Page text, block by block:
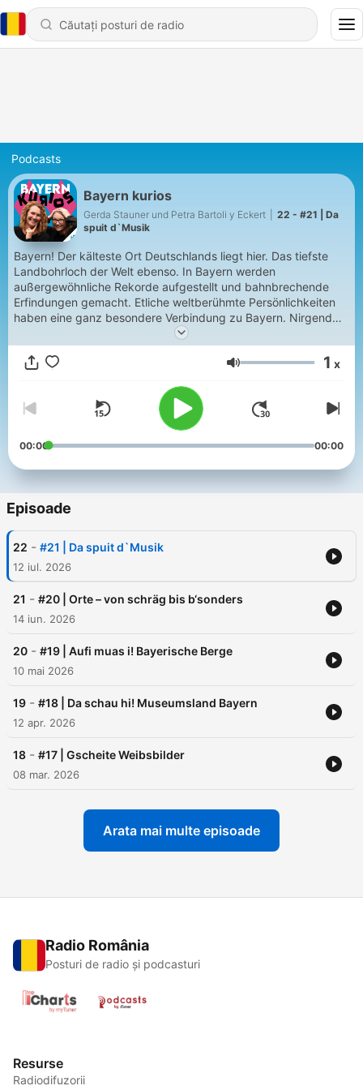
Podcasts
Bayern kurios
Gerda Stauner und Petra Bartoli y Eckert
22 - #21 | Da
spuit d`Musik
Bayern! Der kälteste Ort Deutschlands liegt hier. Das tiefste
Landbohrloch der Welt ebenso. In Bayern werden
außergewöhnliche Rekorde aufgestellt und bahnbrechende
Erfindungen gemacht. Etliche weltberühmte Persönlichkeiten
haben eine ganz besondere Verbindung zu Bayern. Nirgendwo
anders schimpft man so ausgiebig und gleichzeitig so
wortkarg. Über Erstaunliches, Verblüffendes und andere
Kuriositäten sprechen die Autorinnen Petra Bartoli y Eckert und
Bayern zu berichten? Dann meldet euch gerne unter
bayern.kurios@mail.de oder über
instagram.com/bayern.kurios/
Volum 1 x
00:00 00:00
Episoade
22 - #21 | Da spuit d`Musik
12 iul. 2026
21 - #20 | Orte – von schräg bis b‘sonders
14 iun. 2026
20 - #19 | Aufi muas i! Bayerische Berge
10 mai 2026
19 - #18 | Da schau hi! Museumsland Bayern
12 apr. 2026
18 - #17 | Gscheite Weibsbilder
08 mar. 2026
Arata mai multe episoade
Radio România
Posturi de radio și podcasturi
Resurse
Radiodifuzorii